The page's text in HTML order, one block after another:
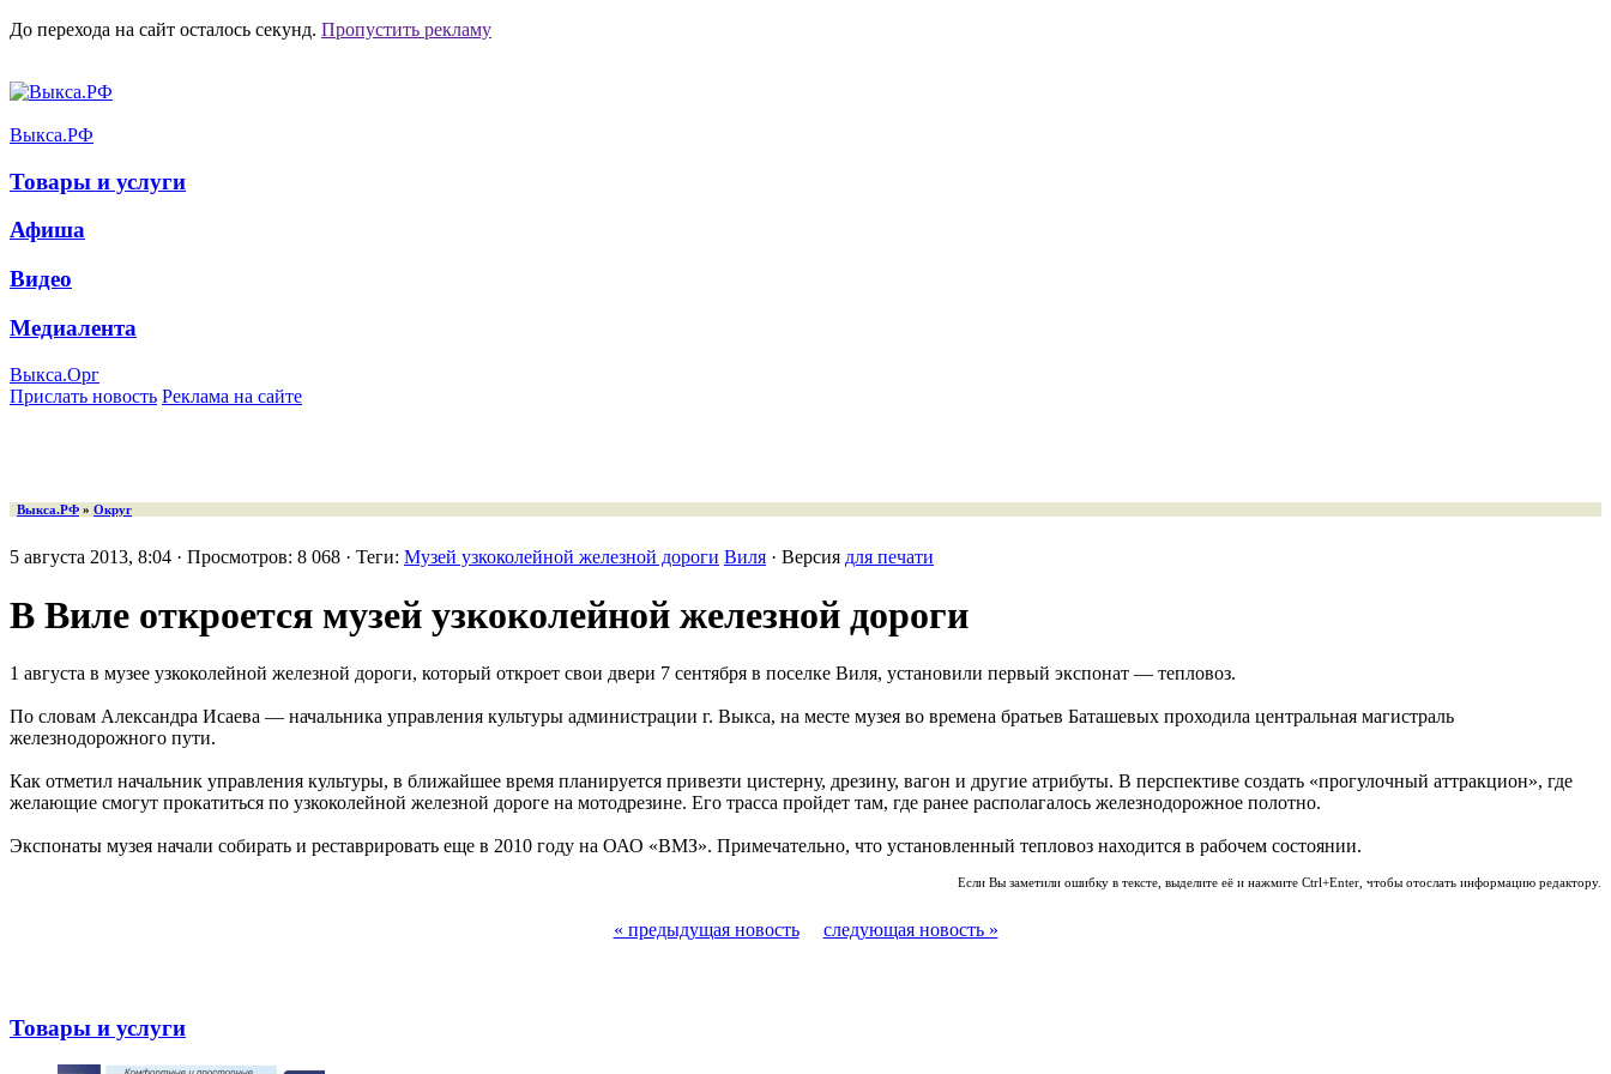
До перехода на сайт осталось секунд. Пропустить рекламу
Выкса.РФ
Товары и услуги
Афиша
Видео
Медиалента
Выкса.Орг
Прислать новость Реклама на сайте
Выкса.РФ » Округ
5 августа 2013, 8:04 · Просмотров: 8 068 · Теги: Музей узкоколейной железной дороги Виля · Версия для печати
В Виле откроется музей узкоколейной железной дороги
1 августа в музее узкоколейной железной дороги, который откроет свои двери 7 сентября в поселке Виля, установили первый экспонат — тепловоз.
По словам Александра Исаева — начальника управления культуры администрации г. Выкса, на месте музея во времена братьев Баташевых проходила центральная магистраль
железнодорожного пути.
Как отметил начальник управления культуры, в ближайшее время планируется привезти цистерну, дрезину, вагон и другие атрибуты. В перспективе создать «прогулочный аттракцион», где
желающие смогут прокатиться по узкоколейной железной дороге на мотодрезине. Его трасса пройдет там, где ранее располагалось железнодорожное полотно.
Экспонаты музея начали собирать и реставрировать еще в 2010 году на ОАО «ВМЗ». Примечательно, что установленный тепловоз находится в рабочем состоянии.
Если Вы заметили ошибку в тексте, выделите её и нажмите Ctrl+Enter, чтобы отослать информацию редактору.
« предыдущая новость следующая новость »
Товары и услуги